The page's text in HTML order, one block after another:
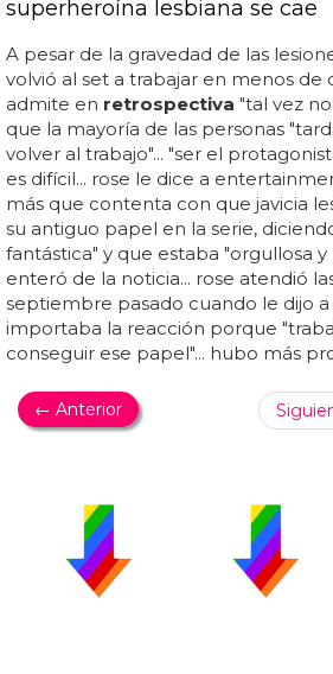
superheroína lesbiana se cae
A pesar de la gravedad de las
volvió al set a trabajar en menos de
admite en retrospectiva "tal vez
que la mayoría de las personas
volver al trabajo"... "ser el
es difícil... rose le dice a
más que contenta con que javicia
su antiguo papel en la serie,
fantástica" y que estaba "orgullosa
enteró de la noticia... rose atendió
septiembre pasado cuando le dijo
importaba la reacción porque
conseguir ese papel"... hubo más
← Anterior